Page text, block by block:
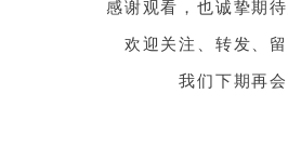
感谢观看，也诚挚期待
欢迎关注、转发、留
我们下期再会